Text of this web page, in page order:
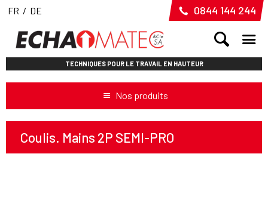
FR / DE 0844 144 244
TECHNIQUES POUR LE TRAVAIL EN HAUTEUR
Nos produits
Coulis. Mains 2P SEMI-PRO